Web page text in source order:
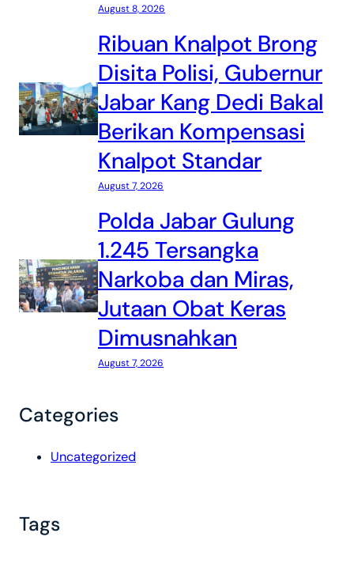
August 8, 2026
Ribuan Knalpot Brong
Disita Polisi, Gubernur
Jabar Kang Dedi Bakal
Berikan Kompensasi
Knalpot Standar
August 7, 2026
Polda Jabar Gulung
1.245 Tersangka
Narkoba dan Miras,
Jutaan Obat Keras
Dimusnahkan
August 7, 2026
Categories
Uncategorized
Tags